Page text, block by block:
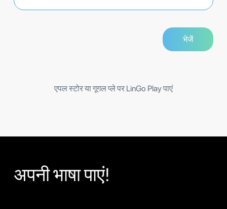
एपल स्टोर या गूगल प्ले पर LinGo Play पाएं
अपनी भाषा पाएं!